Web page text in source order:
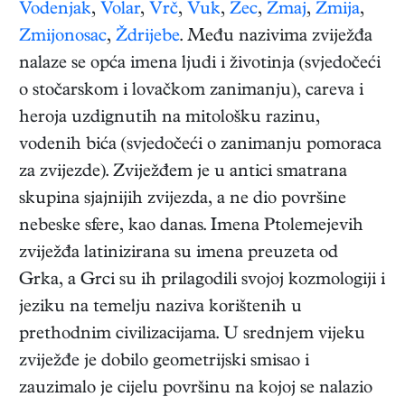
Vodenjak, Volar, Vrč, Vuk, Zec, Zmaj, Zmija,
Zmijonosac, Ždrijebe. Među nazivima zviježđa
nalaze se opća imena ljudi i životinja (svjedočeći
o stočarskom i lovačkom zanimanju), careva i
heroja uzdignutih na mitološku razinu,
vodenih bića (svjedočeći o zanimanju pomoraca
za zvijezde). Zviježđem je u antici smatrana
skupina sjajnijih zvijezda, a ne dio površine
nebeske sfere, kao danas. Imena Ptolemejevih
zviježđa latinizirana su imena preuzeta od
Grka, a Grci su ih prilagodili svojoj kozmologiji i
jeziku na temelju naziva korištenih u
prethodnim civilizacijama. U srednjem vijeku
zviježđe je dobilo geometrijski smisao i
zauzimalo je cijelu površinu na kojoj se nalazio